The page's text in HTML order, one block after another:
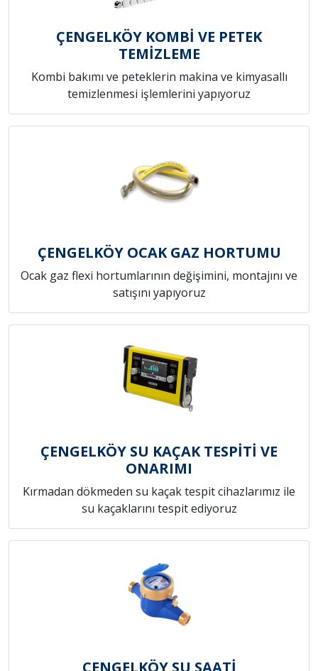
ÇENGELKÖY KOMBİ VE PETEK
TEMİZLEME
Kombi bakımı ve peteklerin makina ve kimyasallı
temizlenmesi işlemlerini yapıyoruz
ÇENGELKÖY OCAK GAZ HORTUMU
Ocak gaz flexi hortumlarının değişimini, montajını ve
satışını yapıyoruz
ÇENGELKÖY SU KAÇAK TESPİTİ VE
ONARIMI
Kırmadan dökmeden su kaçak tespit cihazlarımız ile
su kaçaklarını tespit ediyoruz